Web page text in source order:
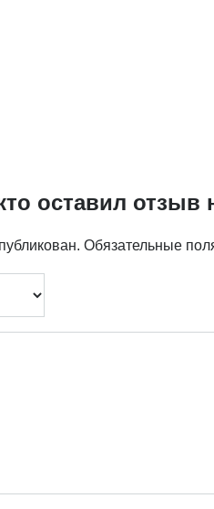
оставил
Обязательные